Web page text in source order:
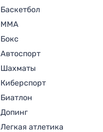
Баскетбол
MMA
Бокс
Автоспорт
Шахматы
Киберспорт
Биатлон
Допинг
Легкая атлетика